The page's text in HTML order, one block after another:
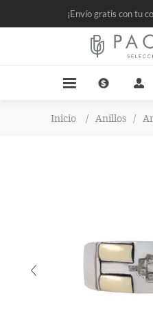
¡Envío gratis con tu
Inicio / Anillos /